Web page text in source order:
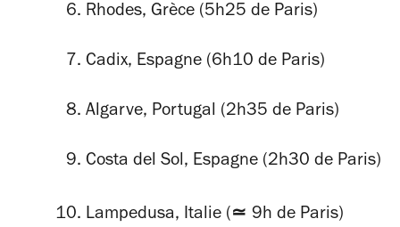
Rhodes, Grèce (5h25 de Paris)
Cadix, Espagne (6h10 de Paris)
Algarve, Portugal (2h35 de Paris)
Costa del Sol, Espagne (2h30 de Paris)
Lampedusa, Italie (≃ 9h de Paris)